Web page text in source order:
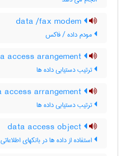
مودم داده / فاکس
ترتیب دستیابی داده ها
ترتیب دستیابی داده ها
استفاده از داده ها در بانکهای اطلاعاتی